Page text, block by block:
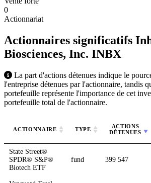
0
Actionnariat
Actionnaires significatifs
Biosciences, Inc. INBX
La part d'actions détenues indique le
l'entreprise détenues par l'actionnaire, tandis
portefeuille représente l'importance de cet
portefeuille total de l'actionnaire.
ACTIONNAIRE TYPE
ACTIONS
DÉTENUES
State Street®
SPDR® S&P®
Biotech ETF
fund 399 547